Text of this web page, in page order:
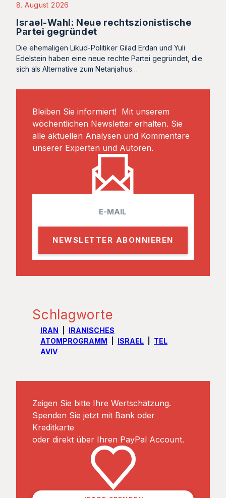
8. August 2026
Israel-Wahl: Neue rechtszionistische
Partei gegründet
Die ehemaligen Likud-Politiker Gilad Erdan und Yuli
Edelstein haben eine neue rechte Partei gegründet, die
sich als Alternative zum Netanjahus…
Bleiben Sie informiert! Mit unserem
wöchentlichen Newsletter erhalten. Sie
alle aktuellen Analysen und Kommentare
unserer Experten und Autoren.
l
Schlagworte
IRAN
IRANISCHES
ATOMPROGRAMM
ISRAEL
TEL
AVIV
Zeigen Sie bitte Ihre Wertschätzung.
Spenden Sie jetzt mit Bank oder
Kreditkarte
oder direkt über Ihren PayPal Account.